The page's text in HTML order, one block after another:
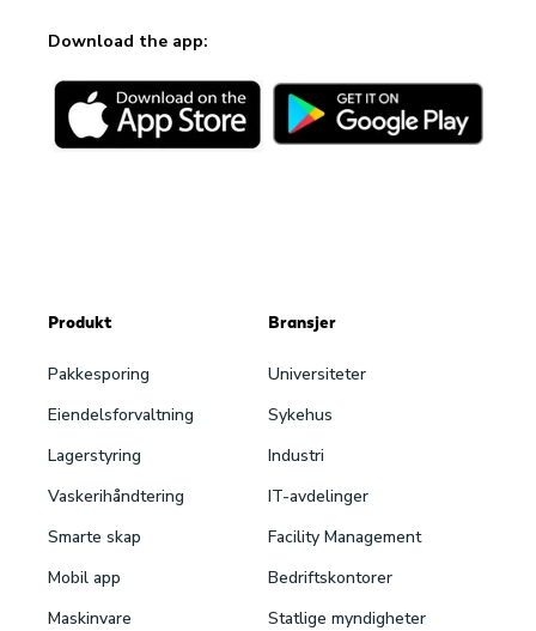
Download the app:
Produkt
Pakke­sporing
Eiendels­forvaltning
Lagerstyring
Vaskeri­håndtering
Smarte skap
Mobil app
Maskinvare
Bransjer
Universiteter
Sykehus
Industri
IT-avdelinger
Facility Management
Bedriftskontorer
Statlige myndigheter